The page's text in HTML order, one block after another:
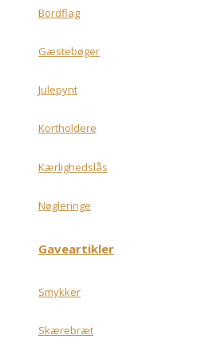
Bordflag
Gæstebøger
Julepynt
Kortholdere
Kærlighedslås
Nøgleringe
Gaveartikler
Smykker
Skærebræt